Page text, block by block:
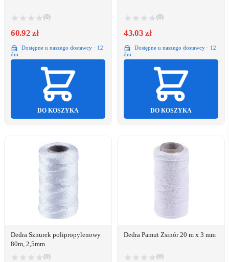
(0)
60.92 zł
Dostępne u naszego dostawcy · 12
dni
DO KOSZYKA
(0)
43.03 zł
Dostępne u naszego dostawcy · 12
dni
DO KOSZYKA
Dedra Sznurek polipropylenowy
80m, 2,5mm
(0)
Dedra Pamut Zsinór 20 m x 3 mm
(0)